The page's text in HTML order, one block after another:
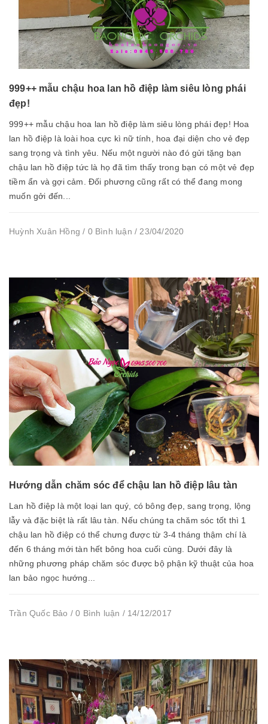
999++ mẫu chậu hoa lan hồ điệp làm siêu lòng phái
đẹp!
999++ mẫu chậu hoa lan hồ điệp làm siêu lòng phái đẹp! Hoa
lan hồ điệp là loài hoa cực kì nữ tính, hoa đại diện cho vẻ đẹp
sang trọng và tình yêu. Nếu một người nào đó gửi tặng bạn
chậu lan hồ điệp tức là họ đã tìm thấy trong bạn có một vẻ đẹp
tiềm ẩn và gợi cảm. Đối phương cũng rất có thể đang mong
muốn gởi đến...
Huỳnh Xuân Hồng / 0 Bình luận / 23/04/2020
Hướng dẫn chăm sóc để chậu lan hồ điệp lâu tàn
Lan hồ điệp là một loại lan quý, có bông đẹp, sang trọng, lộng
lẫy và đặc biệt là rất lâu tàn. Nếu chúng ta chăm sóc tốt thì 1
chậu lan hồ điệp có thể chưng được từ 3-4 tháng thậm chí là
đến 6 tháng mới tàn hết bông hoa cuối cùng. Dưới đây là
những phương pháp chăm sóc được bộ phận kỹ thuật của hoa
lan bảo ngọc hướng...
Trần Quốc Bảo / 0 Bình luận / 14/12/2017